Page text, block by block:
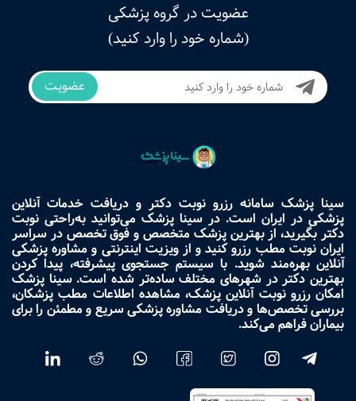
عضویت در گروه پزشکی
(شماره خود را وارد کنید)
عضویت
سینا پزشک سامانه رزرو نوبت دکتر و دریافت خدمات آنلاین
پزشکی در ایران است. در سینا پزشک می‌توانید به‌راحتی نوبت
دکتر بگیرید، از بهترین پزشک متخصص و فوق تخصص در سراسر
ایران نوبت مطب رزرو کنید و از ویزیت اینترنتی و مشاوره پزشکی
آنلاین بهره‌مند شوید. با سیستم جستجوی پیشرفته، پیدا کردن
بهترین دکتر در شهرهای مختلف ساده‌تر شده است. سینا پزشک
امکان رزرو نوبت آنلاین پزشک، مشاهده اطلاعات مطب پزشکان،
بررسی تخصص‌ها و دریافت مشاوره پزشکی سریع و مطمئن را برای
بیماران فراهم می‌کند.